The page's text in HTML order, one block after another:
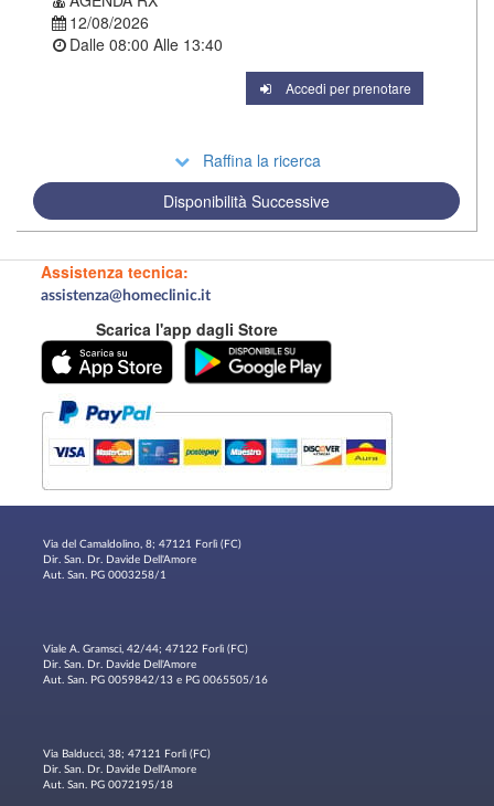
12/08/2026
Dalle 08:00 Alle 13:40
Accedi per prenotare
Raffina la ricerca
Disponibilità Successive
Assistenza tecnica:
assistenza@homeclinic.it
Scarica l'app dagli Store
Via del Camaldolino, 8; 47121 Forlì (FC)
Dir. San. Dr. Davide Dell'Amore
Aut. San. PG 0003258/1
Viale A. Gramsci, 42/44; 47122 Forlì (FC)
Dir. San. Dr. Davide Dell'Amore
Aut. San. PG 0059842/13 e PG 0065505/16
Via Balducci, 38; 47121 Forlì (FC)
Dir. San. Dr. Davide Dell'Amore
Aut. San. PG 0072195/18